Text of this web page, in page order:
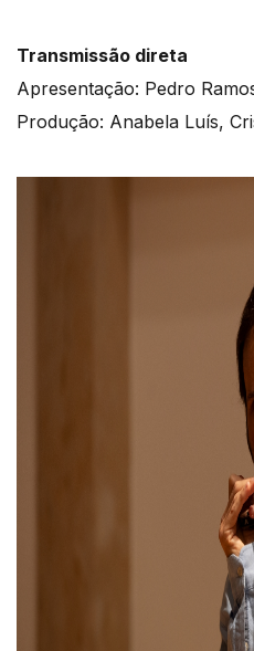
Transmissão direta
Apresentação: Pedro
Produção: Anabela Luís,